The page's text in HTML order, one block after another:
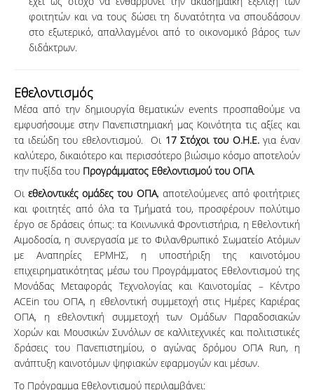
φοιτητών και να τους δώσει τη δυνατότητα να σπουδάσουν
στο εξωτερικό, απαλλαγμένοι από το οικονομικό βάρος των
διδάκτρων.
Εθελοντισμός
Μέσα από την δημιουργία θεματικών events προσπαθούμε να
εμφυσήσουμε στην Πανεπιστημιακή μας Κοινότητα τις αξίες και
τα ιδεώδη του εθελοντισμού. Οι 17 Στόχοι του Ο.Η.Ε.για έναν
καλύτερο, δικαιότερο και περισσότερο βιώσιμο κόσμο αποτελούν
την πυξίδα του Προγράμματος Εθελοντισμού του ΟΠΑ.
Οιεθελοντικές ομάδες του ΟΠΑ, αποτελούμενες από φοιτήτριες
και φοιτητές από όλα τα Τμήματά του, προσφέρουν πολύτιμο
έργο σε δράσεις όπως: τα Κοινωνικά Φροντιστήρια, η Εθελοντική
Αιμοδοσία, η συνεργασία με το Φιλανθρωπικό Σωματείο Ατόμων
με Αναπηρίες ΕΡΜΗΣ, η υποστήριξη της καινοτόμου
επιχειρηματικότητας μέσω του Προγράμματος Εθελοντισμού της
Μονάδας Μεταφοράς Τεχνολογίας και Καινοτομίας – Κέντρο
ACEin του ΟΠΑ, η εθελοντική συμμετοχή στις Ημέρες Καριέρας
ΟΠΑ, η εθελοντική συμμετοχή των Ομάδων Παραδοσιακών
Χορών και Μουσικών Συνόλων σε καλλιτεχνικές και πολιτιστικές
δράσεις του Πανεπιστημίου, ο αγώνας δρόμου OΠA Run, η
ανάπτυξη καινοτόμων ψηφιακών εφαρμογών και μέσων.
Το Πρόγραμμα Εθελοντισμού περιλαμβάνει: